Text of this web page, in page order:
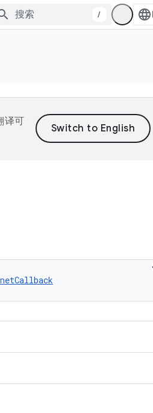
/
译可